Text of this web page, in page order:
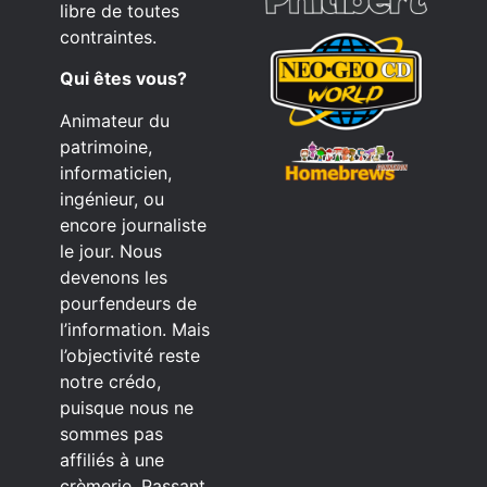
libre de toutes
contraintes.
Qui êtes vous?
Animateur du
patrimoine,
informaticien,
ingénieur, ou
encore journaliste
le jour. Nous
devenons les
pourfendeurs de
l’information. Mais
l’objectivité reste
notre crédo,
puisque nous ne
sommes pas
affiliés à une